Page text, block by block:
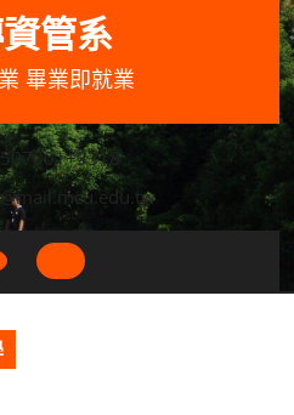
管系
畢業即就業